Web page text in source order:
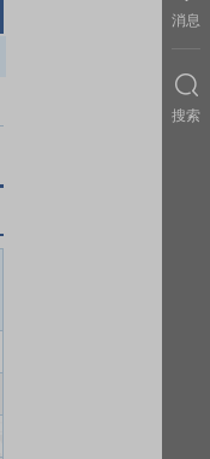
消息
搜索